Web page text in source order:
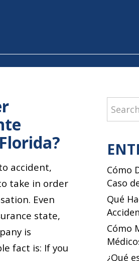
accident,
take in order
Even
state,
is
fact is: If you
Search
Cómo
Caso
Qué
Cómo
¿Qué